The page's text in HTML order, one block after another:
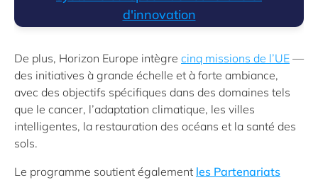
d'innovation
De plus, Horizon Europe intègre cinq missions de l’UE —
des initiatives à grande échelle et à forte ambiance,
avec des objectifs spécifiques dans des domaines tels
que le cancer, l’adaptation climatique, les villes
intelligentes, la restauration des océans et la santé des
sols.
Le programme soutient également les Partenariats